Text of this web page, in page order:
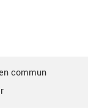
commun